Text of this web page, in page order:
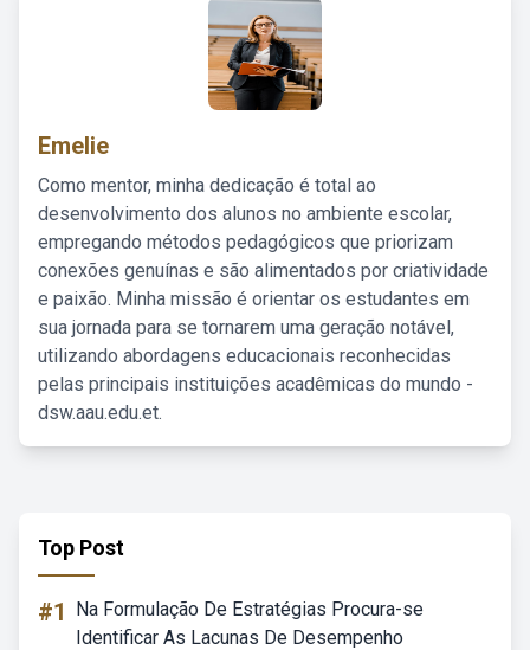
Emelie
Como mentor, minha dedicação é total ao
desenvolvimento dos alunos no ambiente escolar,
empregando métodos pedagógicos que priorizam
conexões genuínas e são alimentados por criatividade
e paixão. Minha missão é orientar os estudantes em
sua jornada para se tornarem uma geração notável,
utilizando abordagens educacionais reconhecidas
pelas principais instituições acadêmicas do mundo -
dsw.aau.edu.et.
Top Post
#1
Na Formulação De Estratégias Procura-se
Identificar As Lacunas De Desempenho